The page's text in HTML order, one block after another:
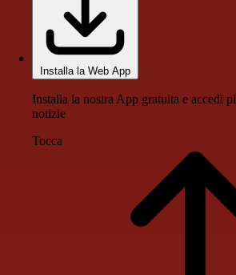
Installa la Web App
Installa la nostra App gratuita e accedi
notizie
Tocca